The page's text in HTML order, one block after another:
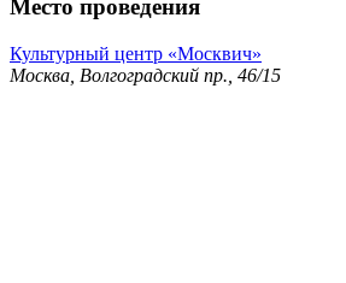
Место проведения
Культурный центр «Москвич»
Москва, Волгоградский пр., 46/15